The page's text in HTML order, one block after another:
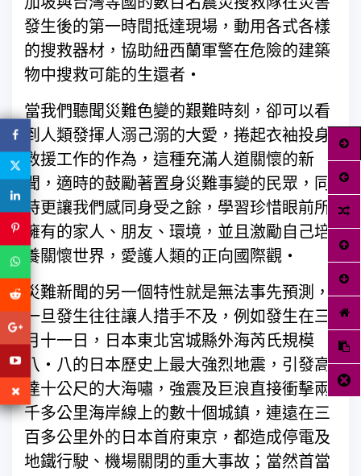
發生後的第一時間抵達現場，動用各式各樣
的搜救器材，協助紐西蘭軍警在危險的建築
物中搜救可能的生還者‧
當我們聽聞災難色變的艱難時刻，卻可以看
到人類發揮人溺己溺的大愛，捲起衣袖投身
救援工作的作為，這種充滿人道關懷的新
聞，適時的鼓勵著置身災難事變的民眾，同
時更讓我們感同身受之餘，學習珍惜眼前所
擁有的家人、朋友、環境，並且激勵自己培
養關懷世界，愛護人類的正向國際觀‧
災難新聞的另一個特性就是無法事先預測，
一旦發生往往讓人措手不及，例如發生在三
月十一日，日本東北宮城縣外海芮氏規模
八‧八的日本歷史上最大強烈地震，引發高
達十公尺的大海嘯，強震及巨浪直接衝擊兩
千多公里海岸線上的數十個城鎮，連遠在三
百多公里外的日本首府東京，都造成停電及
地鐵行駛、機場關閉的重大事故；當然首當